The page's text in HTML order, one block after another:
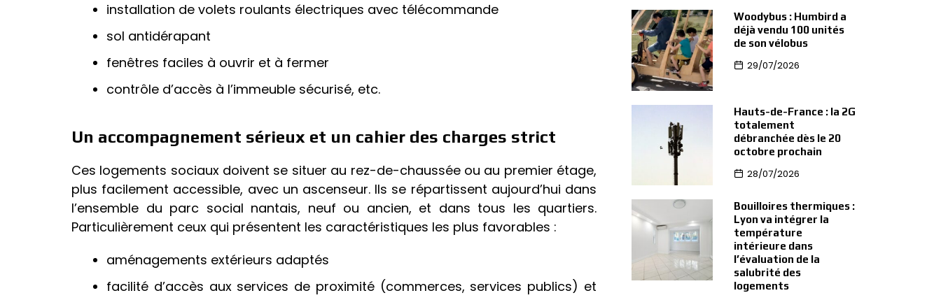
installation de volets roulants électriques avec télécommande
sol antidérapant
fenêtres faciles à ouvrir et à fermer
contrôle d’accès à l’immeuble sécurisé, etc.
Un accompagnement sérieux et un cahier des charges strict
Ces logements sociaux doivent se situer au rez-de-chaussée ou au premier étage,
plus facilement accessible, avec un ascenseur. Ils se répartissent aujourd’hui dans
l’ensemble du parc social nantais, neuf ou ancien, et dans tous les quartiers.
Particulièrement ceux qui présentent les caractéristiques les plus favorables :
aménagements extérieurs adaptés
facilité d’accès aux services de proximité (commerces, services publics) et
Woodybus : Humbird a
déjà vendu 100 unités
de son vélobus
29/07/2026
Hauts-de-France : la 2G
totalement
débranchée dès le 20
octobre prochain
28/07/2026
Bouilloires thermiques :
Lyon va intégrer la
température
intérieure dans
l’évaluation de la
salubrité des
logements